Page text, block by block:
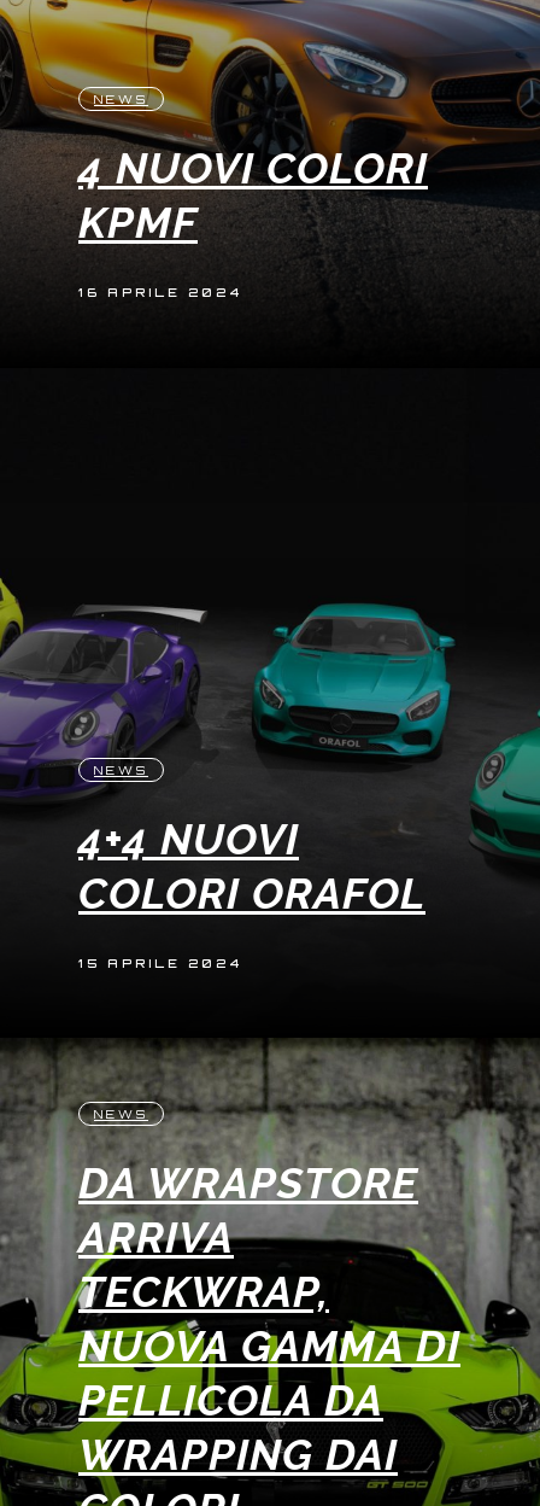
NEWS
4 NUOVI COLORI
KPMF
16 APRILE 2024
NEWS
4+4 NUOVI
COLORI ORAFOL
15 APRILE 2024
NEWS
DA WRAPSTORE
ARRIVA
TECKWRAP,
NUOVA GAMMA DI
PELLICOLA DA
WRAPPING DAI